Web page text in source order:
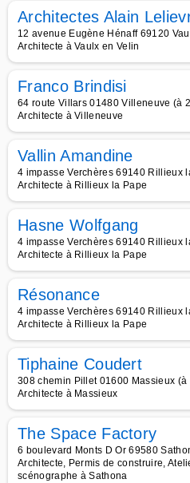
Architectes Alain
12 avenue Eugène Hénaff 69120
Architecte à Vaulx en Velin
Franco Brindisi
64 route Villars 01480 Villeneuve (à
Architecte à Villeneuve
Vallin Amandine
4 impasse Verchères 69140 Rillieux
Architecte à Rillieux la Pape
Hasne Wolfgang
4 impasse Verchères 69140 Rillieux
Architecte à Rillieux la Pape
Résonance
4 impasse Verchères 69140 Rillieux
Architecte à Rillieux la Pape
Tiphaine Coudert
308 chemin Pillet 01600 Massieux
Architecte à Massieux
The Space Factory
6 boulevard Monts D Or 69580
Architecte, Permis de construire,
scénographe à Sathona